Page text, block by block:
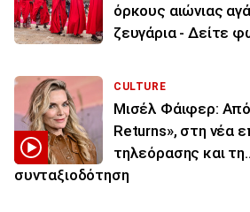
όρκους αιώνιας
ζευγάρια - Δείτε
CULTURE
Μισέλ Φάιφερ:
Returns», στη νέα
τηλεόρασης και
συνταξιοδότηση